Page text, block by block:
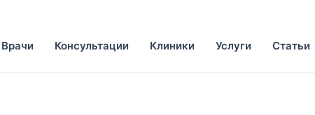
Врачи Консультации Клиники Услуги Статьи